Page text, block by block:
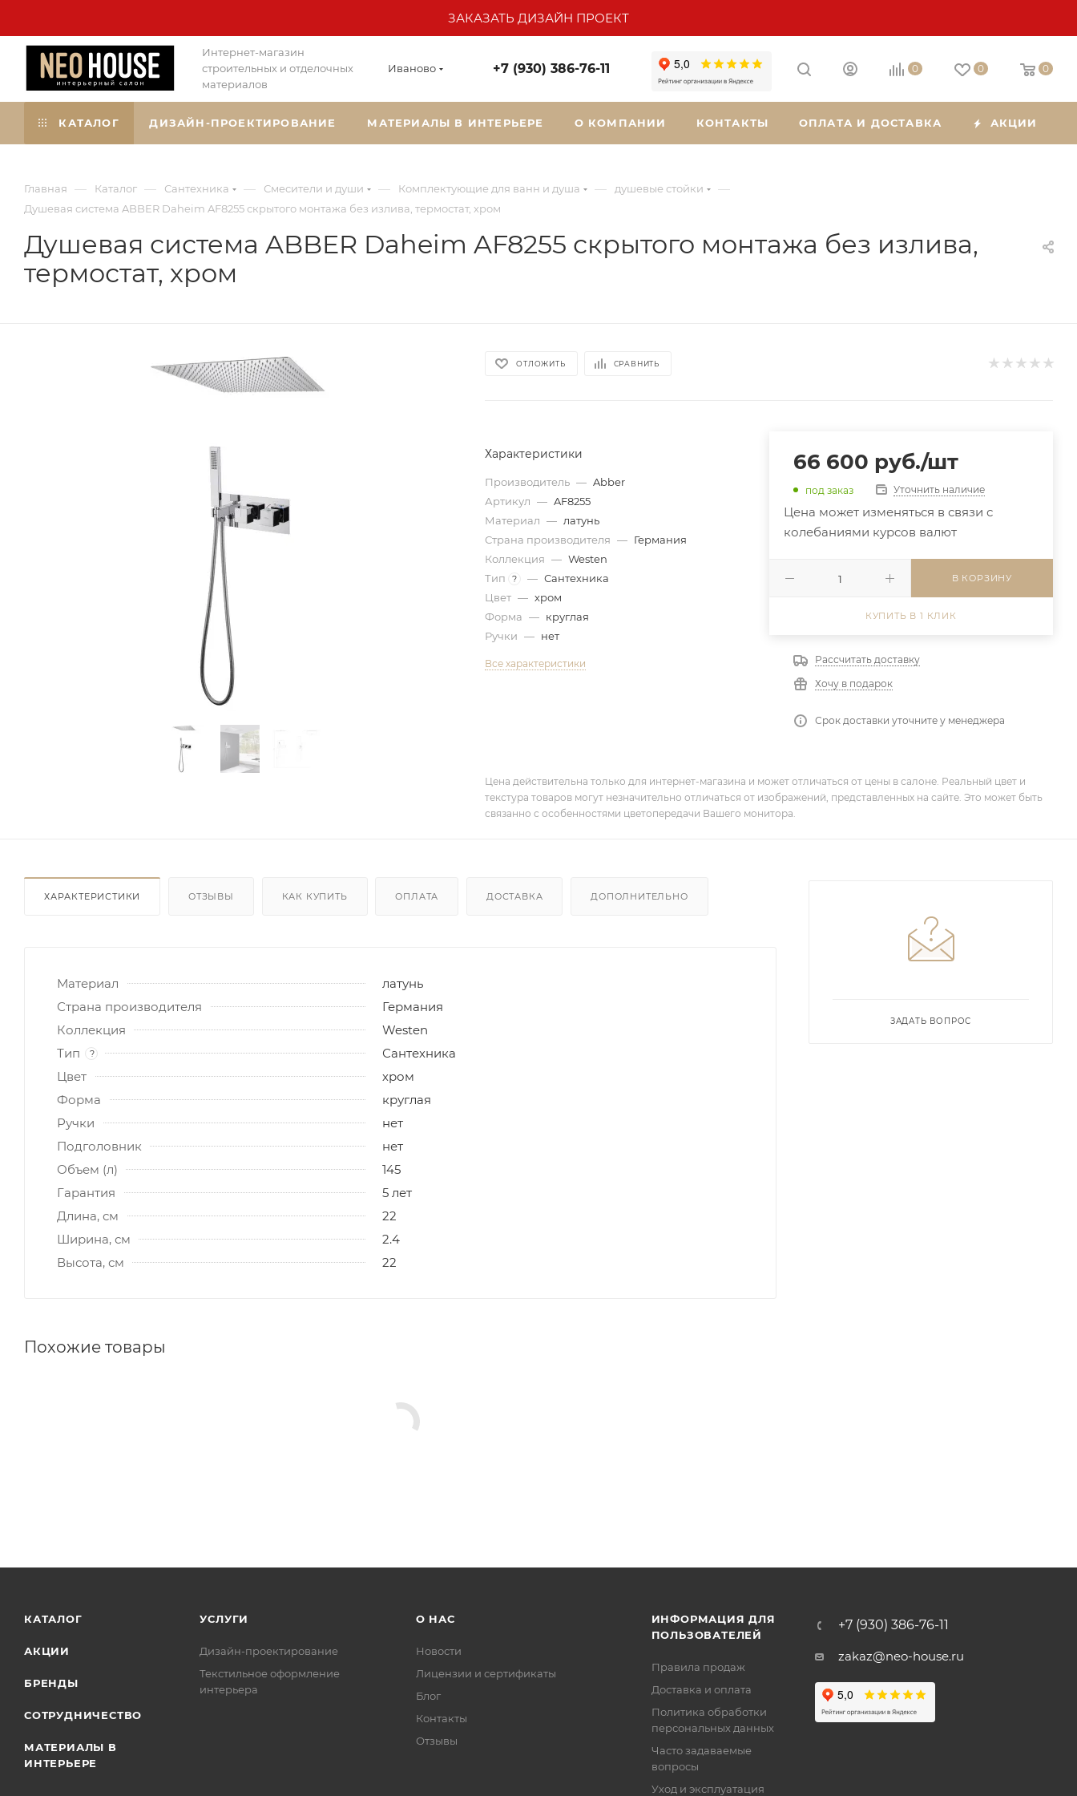
ЗАКАЗАТЬ ДИЗАЙН ПРОЕКТ
Интернет-магазин
строительных и отделочных
материалов
Иваново +7 (930) 386-76-11 0 0 0
КАТАЛОГ ДИЗАЙН-ПРОЕКТИРОВАНИЕ МАТЕРИАЛЫ В ИНТЕРЬЕРЕ О КОМПАНИИ КОНТАКТЫ ОПЛАТА И ДОСТАВКА АКЦИИ
Главная — Каталог — Сантехника — Смесители и души — Комплектующие для ванн и душа — душевые стойки —
Душевая система ABBER Daheim AF8255 скрытого монтажа без излива, термостат, хром
Душевая система ABBER Daheim AF8255 скрытого монтажа без излива,
термостат, хром
ОТЛОЖИТЬ СРАВНИТЬ
Характеристики
Производитель — Abber
Артикул — AF8255
Материал — латунь
Страна производителя — Германия
Коллекция — Westen
Тип
? — Сантехника
Цвет — хром
Форма — круглая
Ручки — нет
Все характеристики
66 600 руб./шт
под заказ Уточнить наличие
Цена может изменяться в связи с
колебаниями курсов валют
В КОРЗИНУ
КУПИТЬ В 1 КЛИК
Рассчитать доставку
Хочу в подарок
Срок доставки уточните у менеджера
Цена действительна только для интернет-магазина и может отличаться от цены в салоне. Реальный цвет и
текстура товаров могут незначительно отличаться от изображений, представленных на сайте. Это может быть
связанно с особенностями цветопередачи Вашего монитора.
ХАРАКТЕРИСТИКИ ОТЗЫВЫ КАК КУПИТЬ ОПЛАТА ДОСТАВКА ДОПОЛНИТЕЛЬНО
Материал
латунь
Страна производителя
Германия
Коллекция
Westen
Тип
?
Сантехника
Цвет
хром
Форма
круглая
Ручки
нет
Подголовник
нет
Объем (л)
145
Гарантия
5 лет
Длина, см
22
Ширина, см
2.4
Высота, см
22
Похожие товары
ЗАДАТЬ ВОПРОС
КАТАЛОГ
АКЦИИ
БРЕНДЫ
СОТРУДНИЧЕСТВО
МАТЕРИАЛЫ В
ИНТЕРЬЕРЕ
УСЛУГИ
Дизайн-проектирование
Текстильное оформление
интерьера
О НАС
Новости
Лицензии и сертификаты
Блог
Контакты
Отзывы
ИНФОРМАЦИЯ ДЛЯ
ПОЛЬЗОВАТЕЛЕЙ
Правила продаж
Доставка и оплата
Политика обработки
персональных данных
Часто задаваемые
вопросы
Уход и эксплуатация
+7 (930) 386-76-11
zakaz@neo-house.ru